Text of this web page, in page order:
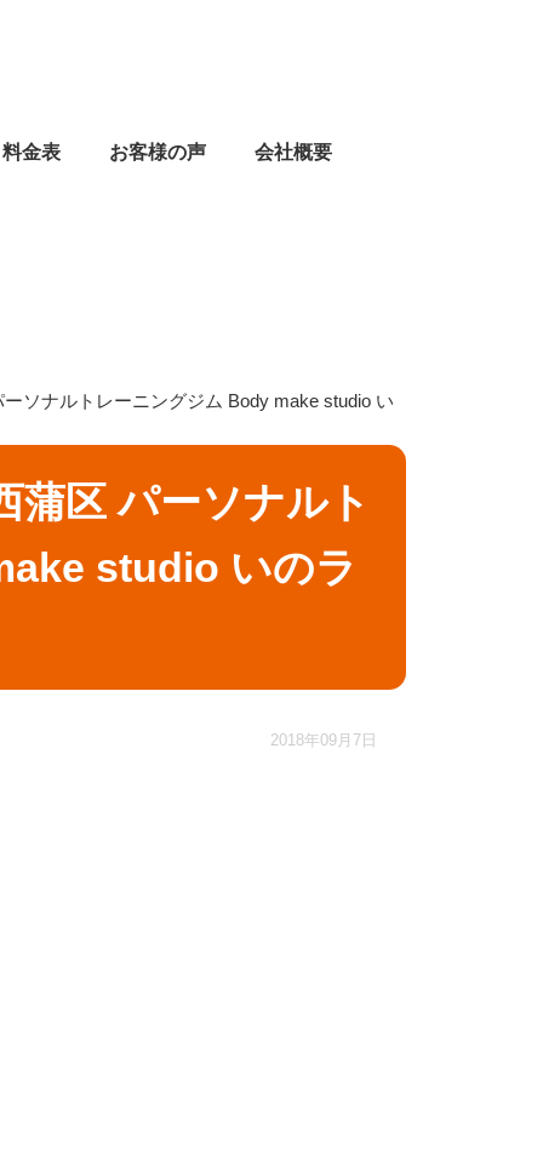
料金表 お客様の声 会社概要
ソナルトレーニングジム Body make studio い
蒲区 パーソナルト
studio いのラ
2018年09月7日